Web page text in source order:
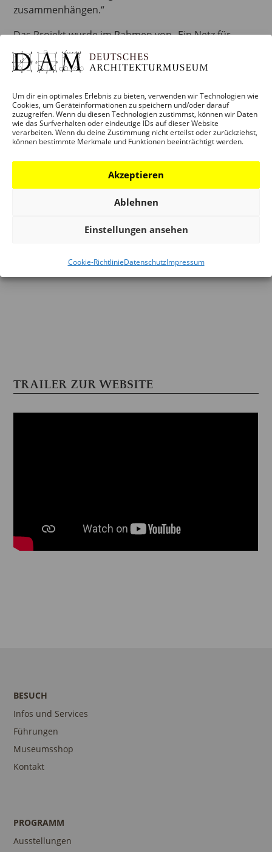
Um dir ein optimales Erlebnis zu bieten, verwenden wir Technologien wie
Cookies, um Geräteinformationen zu speichern und/oder darauf
zuzugreifen. Wenn du diesen Technologien zustimmst, können wir Daten
wie das Surfverhalten oder eindeutige IDs auf dieser Website
verarbeiten. Wenn du deine Zustimmung nicht erteilst oder zurückziehst,
können bestimmte Merkmale und Funktionen beeinträchtigt werden.
Akzeptieren
Ablehnen
Einstellungen ansehen
Cookie-RichtlinieDatenschutzImpressum
zusammenhängen.“
Das Projekt wurde im Rahmen von „Ein Netz für
Kinder“ von der Beauftragten der Bundesregierung
für Kultur und Medien und vom Bundesministerium
Jahren 2013 bis 2016 gefördert. „Ein Netz für Kinder“
ist eine gemeinsame Initiative von Politik, Wirtschaft
und Institutionen des Jugendmedienschutzes. Mit der
Förderung sollen die Anzahl, Qualität und
Nähere Informationen zur Initiative unter
www.enfk.de
finanziert durch eine freundliche Förderung der
www.dam-online.de/freunde
TRAILER ZUR WEBSITE
BESUCH
Infos und Services
Führungen
Museumsshop
Kontakt
PROGRAMM
Ausstellungen